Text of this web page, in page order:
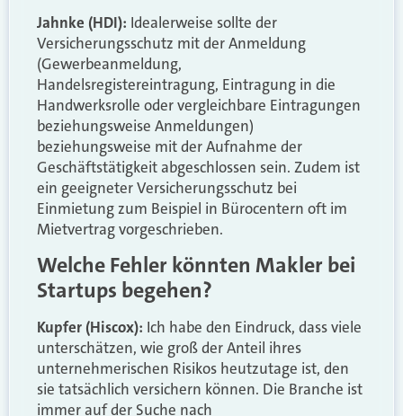
Jahnke (HDI): Idealerweise sollte der
Versicherungsschutz mit der Anmeldung
(Gewerbeanmeldung,
Handelsregistereintragung, Eintragung in die
Handwerksrolle oder vergleichbare Eintragungen
beziehungsweise Anmeldungen)
beziehungsweise mit der Aufnahme der
Geschäftstätigkeit abgeschlossen sein. Zudem ist
ein geeigneter Versicherungsschutz bei
Einmietung zum Beispiel in Bürocentern oft im
Mietvertrag vorgeschrieben.
Welche Fehler könnten Makler bei
Startups begehen?
Kupfer (Hiscox): Ich habe den Eindruck, dass viele
unterschätzen, wie groß der Anteil ihres
unternehmerischen Risikos heutzutage ist, den
sie tatsächlich versichern können. Die Branche ist
immer auf der Suche nach